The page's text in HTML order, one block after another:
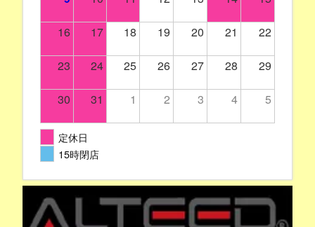
16 17 18 19 20 21 22
23 24 25 26 27 28 29
30 31 1 2 3 4 5
定休日
15時閉店